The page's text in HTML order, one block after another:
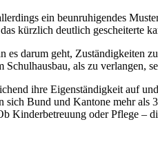
ein beunruhigendes
kürzlich deutlich gescheiterte
es darum geht, Zuständigkeiten
als zu verlangen,
ihre Eigenständigkeit auf
sich Bund und Kantone mehr
Kinderbetreuung oder Pflege –